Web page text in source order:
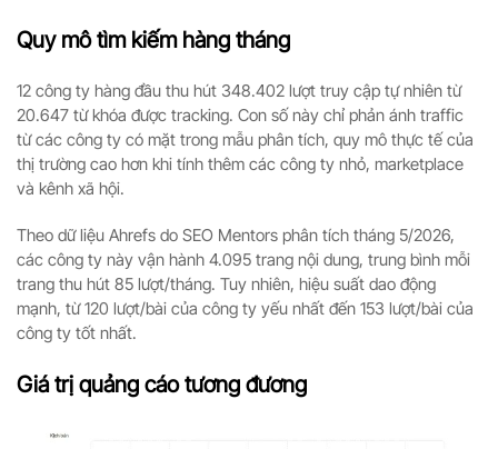
Quy mô tìm kiếm hàng tháng
12 công ty hàng đầu thu hút 348.402 lượt truy cập tự nhiên từ
20.647 từ khóa được tracking. Con số này chỉ phản ánh traffic
từ các công ty có mặt trong mẫu phân tích, quy mô thực tế của
thị trường cao hơn khi tính thêm các công ty nhỏ, marketplace
và kênh xã hội.
Theo dữ liệu Ahrefs do SEO Mentors phân tích tháng 5/2026,
các công ty này vận hành 4.095 trang nội dung, trung bình mỗi
trang thu hút 85 lượt/tháng. Tuy nhiên, hiệu suất dao động
mạnh, từ 120 lượt/bài của công ty yếu nhất đến 153 lượt/bài của
công ty tốt nhất.
Giá trị quảng cáo tương đương